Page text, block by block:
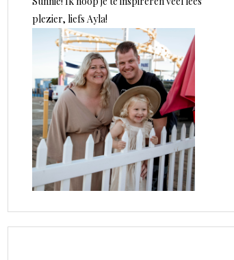
plezier, liefs Ayla!